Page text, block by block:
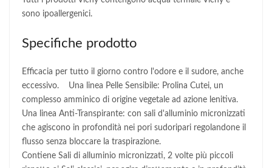
sono ipoallergenici.
Specifiche prodotto
Efficacia per tutto il giorno contro l'odore e il sudore, anche
eccessivo. Una linea Pelle Sensibile: Prolina Cutei, un
complesso amminico di origine vegetale ad azione lenitiva.
Una linea Anti-Transpirante: con sali d'alluminio micronizzati
che agiscono in profondità nei pori sudoripari regolandone il
flusso senza bloccare la traspirazione.
Contiene Sali di alluminio micronizzati, 2 volte più piccoli